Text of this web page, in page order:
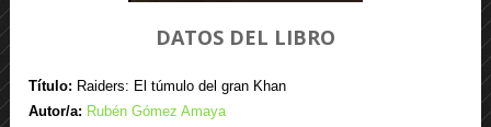
DATOS DEL LIBRO
Título: Raiders: El túmulo del gran Khan
Autor/a: Rubén Gómez Amaya